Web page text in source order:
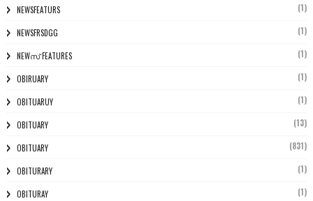
NEWSFEATURS (1)
NEWSFRSDGG (1)
NEWസ് FEATURES (1)
OBIRUARY (1)
OBITUARUY (1)
OBITUARY (13)
OBITUARY (831)
OBITURARY (1)
OBITURAY (1)